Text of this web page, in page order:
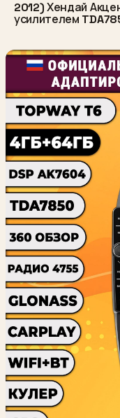
2012) Хендай
усилителем